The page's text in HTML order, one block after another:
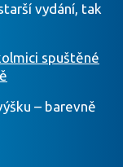
vydání, tak
spuštěné
– barevně